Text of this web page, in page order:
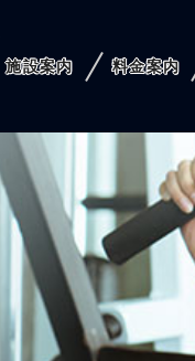
施設案内 料金案内